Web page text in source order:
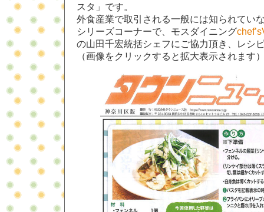
スタ」です。
外食産業で取引される一般には知られてい
シリーズコーナーで、モスダイニング
の山田千宏統括シェフにご協力頂き、レシ
（画像をクリックすると拡大表示されます